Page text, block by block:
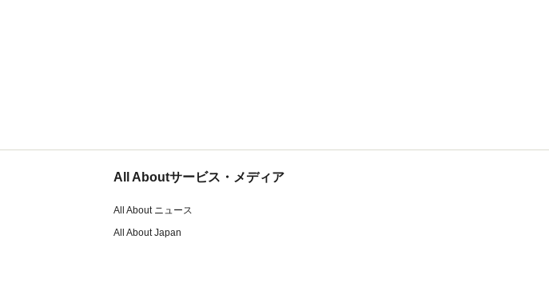
All Aboutサービス・メディア
All About ニュース
All About Japan